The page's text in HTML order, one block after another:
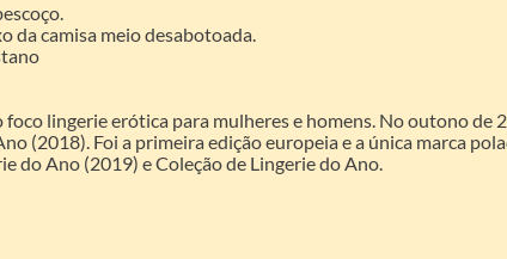
da camisa meio desabotoada.
lingerie erótica para mulheres e homens. No outono de
(2018). Foi a primeira edição europeia e a única marca
do Ano (2019) e Coleção de Lingerie do Ano.